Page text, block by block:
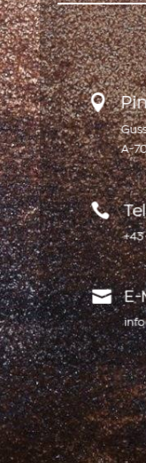

A-

+43
 E-